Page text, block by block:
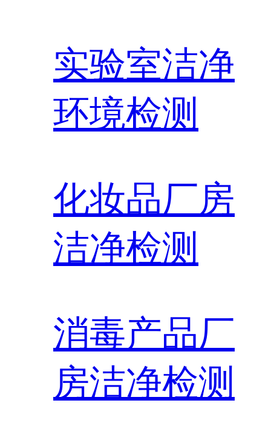
实验室洁净
环境检测
化妆品厂房
洁净检测
消毒产品厂
房洁净检测